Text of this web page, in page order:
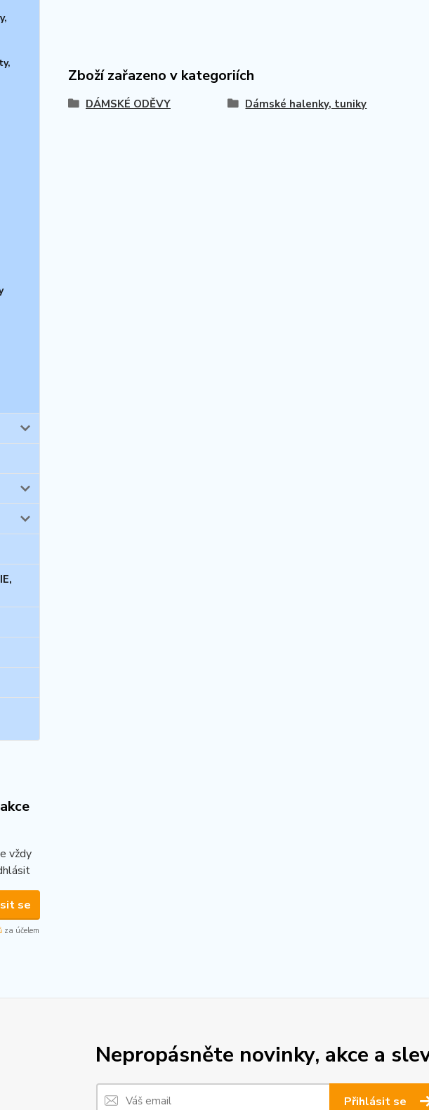
vždy
se
za účelem
Zboží zařazeno v kategoriích
DÁMSKÉ ODĚVY Dámské halenky, tuniky
Nepropásněte novinky, akce a
Přihlásit se